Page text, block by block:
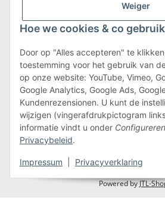
Weiger
Hoe we cookies & co
Door op "Alles accepteren" te
toestemming voor het gebruik van
op onze website: YouTube, Vimeo,
Google Analytics, Google Ads,
Kundenrezensionen. U kunt de
wijzigen (vingerafdrukpictogram
informatie vindt u onder Configureren
Privacybeleid.
Impressum Privacyverklaring
Meer informatie over verzending en
Algemene voorwaarden
Powered byJTL-